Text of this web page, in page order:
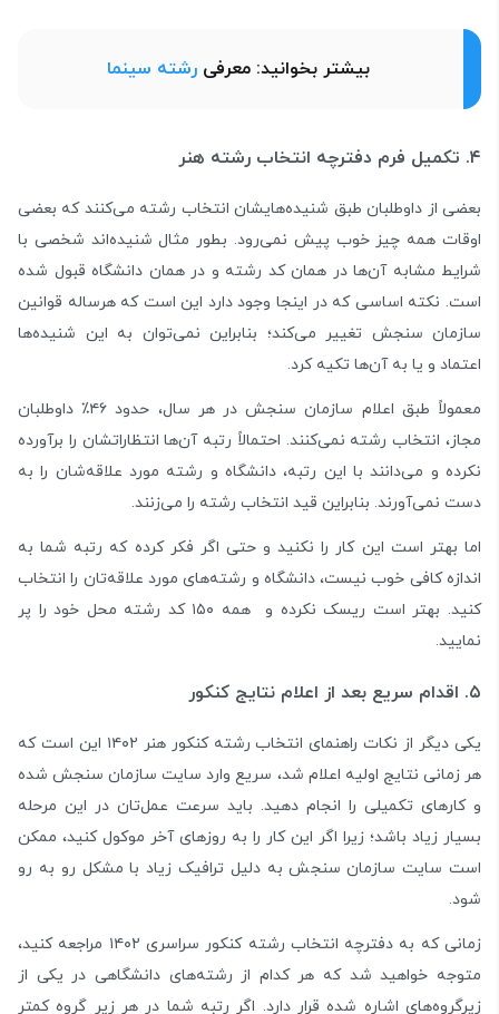
بیشتر بخوانید: معرفی رشته سینما
۴. تکمیل فرم دفترچه انتخاب رشته هنر
بعضی از داوطلبان طبق شنیده‌هایشان انتخاب رشته می‌کنند که بعضی
اوقات همه چیز خوب پیش نمی‌رود. بطور مثال شنیده‌اند شخصی با
شرایط مشابه آن‌ها در همان کد رشته و در همان دانشگاه قبول شده
است. نکته اساسی که در اینجا وجود دارد این است که هرساله قوانین
سازمان سنجش تغییر می‌کند؛ بنابراین نمی‌توان به این شنیده‌ها
اعتماد و یا به آن‌ها تکیه کرد.
معمولاً طبق اعلام سازمان سنجش در هر سال، حدود ۴۶٪ داوطلبان
مجاز، انتخاب رشته نمی‌کنند. احتمالاً رتبه آن‌ها انتظاراتشان را برآورده
نکرده و می‌دانند با این رتبه، دانشگاه و رشته مورد علاقه‌شان را به
دست نمی‌آورند. بنابراین قید انتخاب رشته را می‌زنند.
اما بهتر است این کار را نکنید و حتی اگر فکر کرده که رتبه شما به
اندازه کافی خوب نیست، دانشگاه و رشته‌های مورد علاقه‌تان را انتخاب
کنید. بهتر است ریسک نکرده و همه ۱۵۰ کد رشته محل خود را پر
نمایید.
۵. اقدام سریع بعد از اعلام نتایج کنکور
یکی دیگر از نکات راهنمای انتخاب رشته کنکور هنر ۱۴۰۲ این است که
هر زمانی نتایج اولیه اعلام شد، سریع وارد سایت سازمان سنجش شده
و کار‌های تکمیلی را انجام دهید. باید سرعت عمل‌تان در این مرحله
بسیار زیاد باشد؛ زیرا اگر این کار را به روزهای آخر موکول کنید، ممکن
است سایت سازمان سنجش به دلیل ترافیک زیاد با مشکل رو به رو
شود.
زمانی که به دفترچه انتخاب رشته کنکور سراسری ۱۴۰۲ مراجعه کنید،
متوجه خواهید شد که هر کدام از رشته‌های دانشگاهی در یکی از
زیرگروه‌های اشاره شده قرار دارد. اگر رتبه شما در هر زیر گروه کمتر